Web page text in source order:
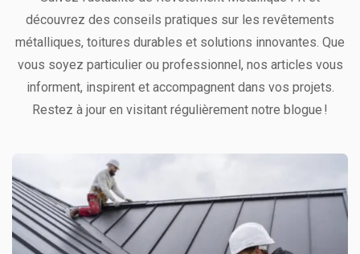
découvrez des conseils pratiques sur les revêtements
métalliques, toitures durables et solutions innovantes. Que
vous soyez particulier ou professionnel, nos articles vous
informent, inspirent et accompagnent dans vos projets.
Restez à jour en visitant régulièrement notre blogue !